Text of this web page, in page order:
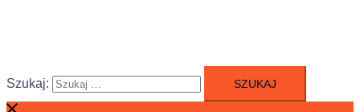
Szukaj: